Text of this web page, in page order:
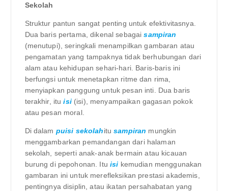
Sekolah
Struktur pantun sangat penting untuk efektivitasnya.
Dua baris pertama, dikenal sebagaisampiran
(menutupi), seringkali menampilkan gambaran atau
pengamatan yang tampaknya tidak berhubungan dari
alam atau kehidupan sehari-hari. Baris-baris ini
berfungsi untuk menetapkan ritme dan rima,
menyiapkan panggung untuk pesan inti. Dua baris
terakhir, ituisi(isi), menyampaikan gagasan pokok
atau pesan moral.
Di dalam puisi sekolahitusampiran mungkin
menggambarkan pemandangan dari halaman
sekolah, seperti anak-anak bermain atau kicauan
burung di pepohonan. Ituisi kemudian menggunakan
gambaran ini untuk merefleksikan prestasi akademis,
pentingnya disiplin, atau ikatan persahabatan yang